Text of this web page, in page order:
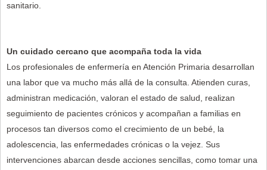
sanitario.
Un cuidado cercano que acompaña toda la vida
Los profesionales de enfermería en Atención Primaria desarrollan
una labor que va mucho más allá de la consulta. Atienden curas,
administran medicación, valoran el estado de salud, realizan
seguimiento de pacientes crónicos y acompañan a familias en
procesos tan diversos como el crecimiento de un bebé, la
adolescencia, las enfermedades crónicas o la vejez. Sus
intervenciones abarcan desde acciones sencillas, como tomar una